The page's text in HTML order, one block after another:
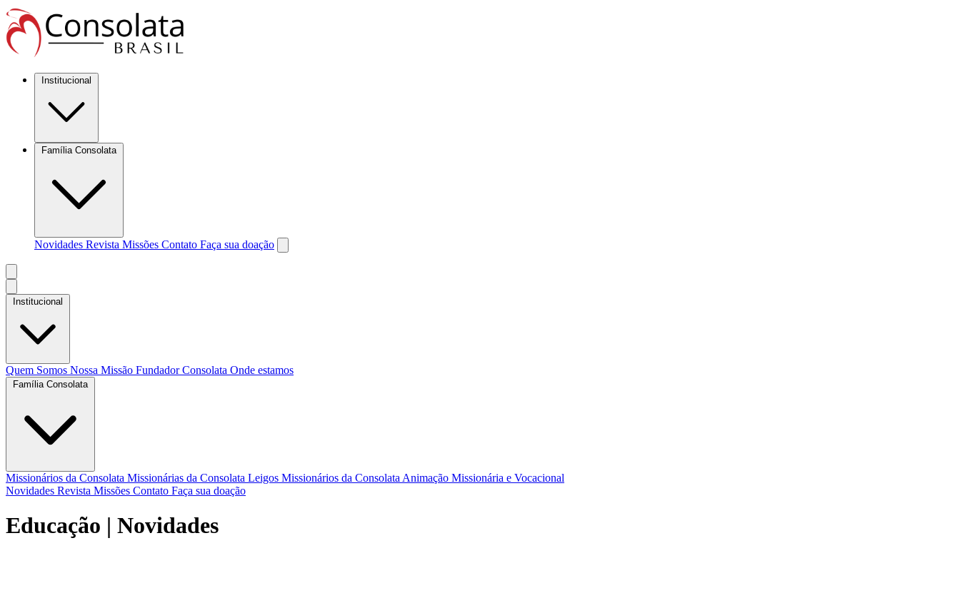
Institucional
Família Consolata
Novidades Revista Missões Contato Faça sua doação
Institucional
Quem Somos Nossa Missão FundadorConsolata Onde estamos
Família Consolata
Missionários da Consolata Missionárias da Consolata Leigos Missionários da Consolata Animação Missionária e Vocacional
Novidades Revista Missões Contato Faça sua doação
Educação | Novidades